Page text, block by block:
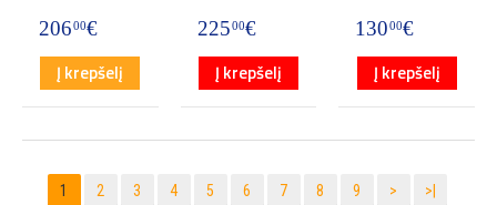
20600€
Į krepšelį
22500€
Į krepšelį
13000€
Į krepšelį
1 2 3 4 5 6 7 8 9 > >|